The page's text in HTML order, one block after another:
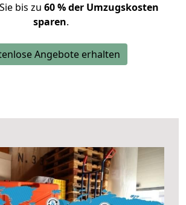
bis zu 60 % der Umzugskosten
sparen.
Angebote erhalten